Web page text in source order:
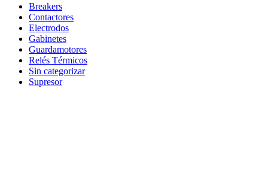
Breakers
Contactores
Electrodos
Gabinetes
Guardamotores
Relés Térmicos
Sin categorizar
Supresor